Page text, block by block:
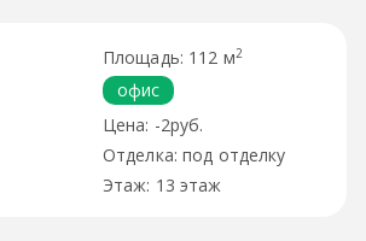
112 м2
офис
-2руб.
под отделку
13 этаж